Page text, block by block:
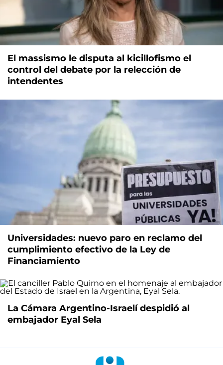
El massismo le disputa al kicillofismo el
control del debate por la relección de
intendentes
Universidades: nuevo paro en reclamo del
cumplimiento efectivo de la Ley de
Financiamiento
La Cámara Argentino-Israelí despidió al
embajador Eyal Sela